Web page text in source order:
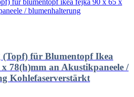
für Blumentopf Ikea
78(h)mm an Akustikpaneele /
Kohlefaserverstärkt